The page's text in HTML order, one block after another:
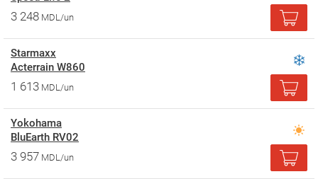
3 248 MDL/un
Starmaxx
Acterrain W860
1 613 MDL/un
Yokohama
BluEarth RV02
3 957 MDL/un